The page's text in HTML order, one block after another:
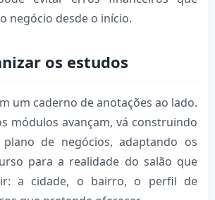
negócio desde o início.
os estudos
um caderno de anotações ao lado.
módulos avançam, vá construindo
de negócios, adaptando os
para a realidade do salão que
a cidade, o bairro, o perfil de